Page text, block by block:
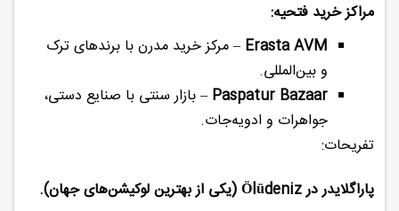
مراکز خرید فتحیه:
Erasta AVM – مرکز خرید مدرن با برندهای ترک
و بین‌المللی.
Paspatur Bazaar – بازار سنتی با صنایع دستی،
جواهرات و ادویه‌جات.
تفریحات:
پاراگلایدر در Ölüdeniz (یکی از بهترین لوکیشن‌های جهان).